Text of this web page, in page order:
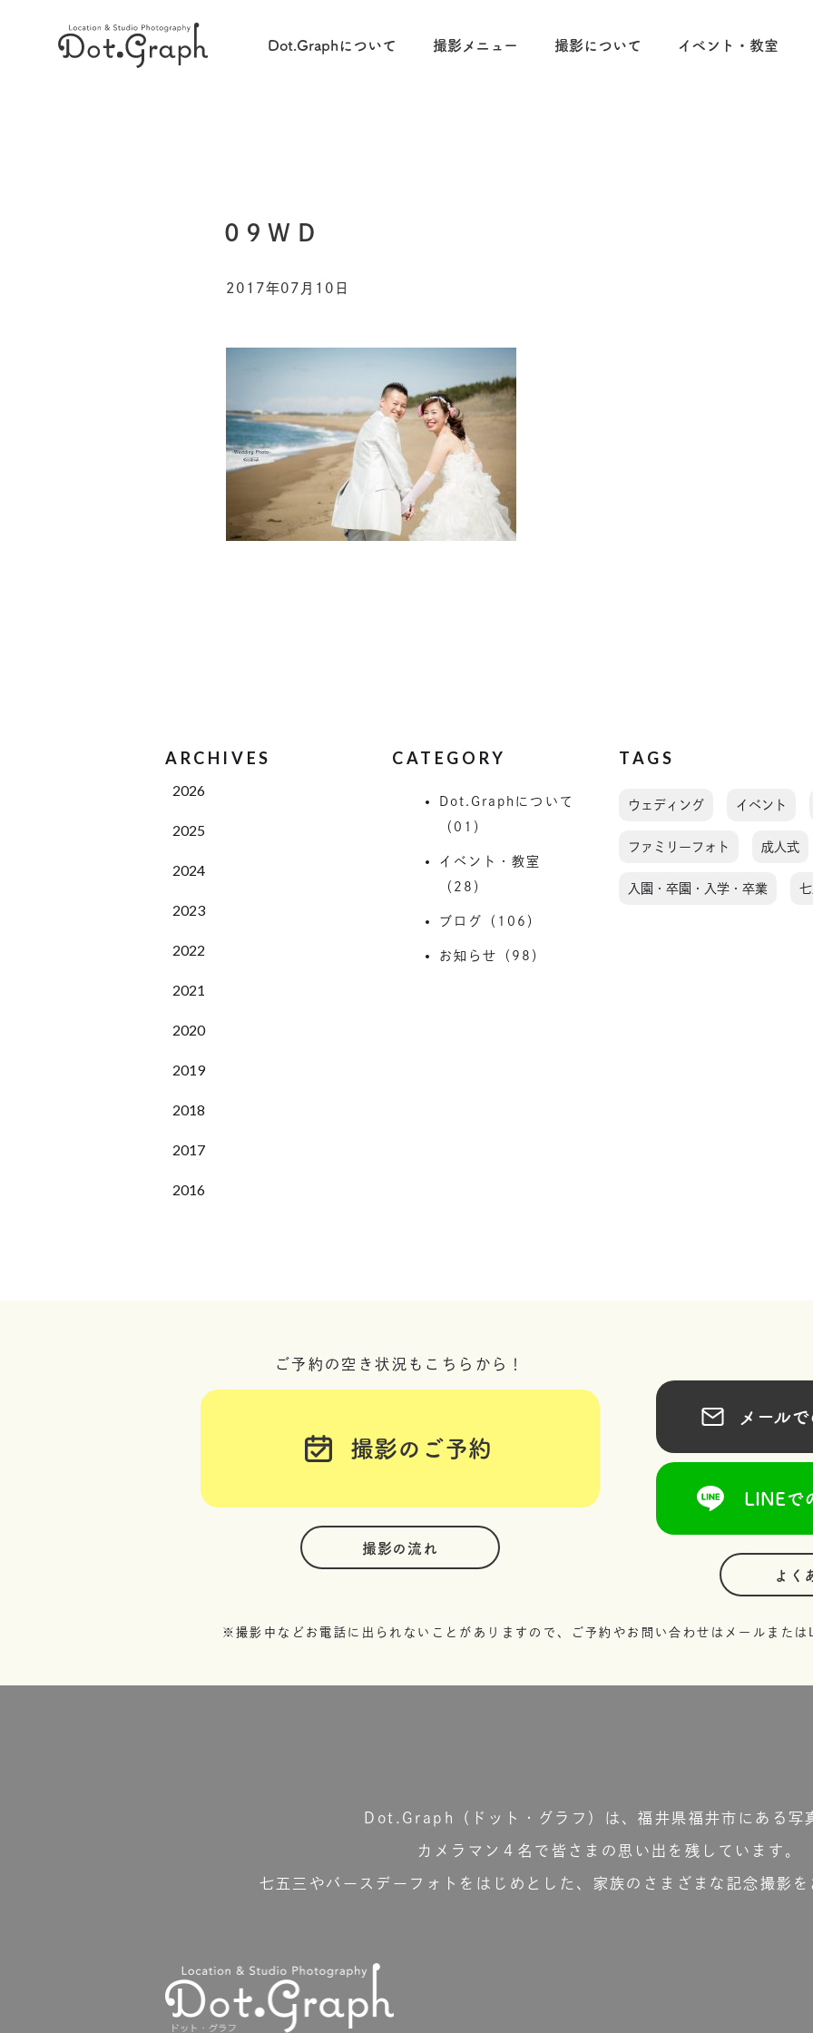
Dot.Graphについて 撮影メニュー 撮影について イベント・教室
09WD
2017年07月10日
ARCHIVES
2026
2025
2024
2023
2022
2021
2020
2019
2018
2017
2016
CATEGORY
Dot.Graphについて
（01）
イベント・教室
（28）
ブログ（106）
お知らせ（98）
TAGS
ウェディング イベント
ファミリーフォト 成人式
入園・卒園・入学・卒業
ご予約の空き状況もこちらから！
撮影のご予約
撮影の流れ
メールで
LINEでの
よく
※撮影中などお電話に出られないことがありますので、ご予約やお問い合わせはメールまたは
Dot.Graph（ドット・グラフ）は、福井県福井市にある写
カメラマン４名で皆さまの思い出を残しています。
七五三やバースデーフォトをはじめとした、家族のさまざまな記念撮影を